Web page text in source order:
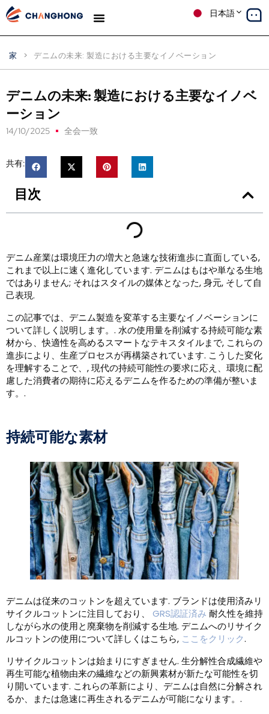
日本語
家 > デニムの未来: 製造における主要なイノベーション
デニムの未来: 製造における主要なイノベ
ーション
14/10/2025 全会一致
共有:
目次
デニム産業は環境圧力の増大と急速な技術進歩に直面している,
これまで以上に速く進化しています. デニムはもはや単なる生地
ではありません; それはスタイルの媒体となった, 身元, そして自
己表現.
この記事では、デニム製造を変革する主要なイノベーションに
ついて詳しく説明します。. 水の使用量を削減する持続可能な素
材から、快適性を高めるスマートなテキスタイルまで, これらの
進歩により、生産プロセスが再構築されています. こうした変化
を理解することで、, 現代の持続可能性の要求に応え、環境に配
慮した消費者の期待に応えるデニムを作るための準備が整いま
す。.
持続可能な素材
デニムは従来のコットンを超えています. ブランドは使用済みリ
サイクルコットンに注目しており、 GRS認証済み 耐久性を維持
しながら水の使用と廃棄物を削減する生地. デニムへのリサイク
ルコットンの使用について詳しくはこちら, ここをクリック.
リサイクルコットンは始まりにすぎません. 生分解性合成繊維や
再生可能な植物由来の繊維などの新興素材が新たな可能性を切
り開いています. これらの革新により、デニムは自然に分解され
るか、または急速に再生されるデニムが可能になります。.